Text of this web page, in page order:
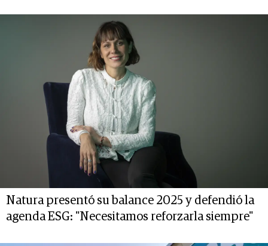
Natura presentó su balance 2025 y defendió la
agenda ESG: "Necesitamos reforzarla siempre"